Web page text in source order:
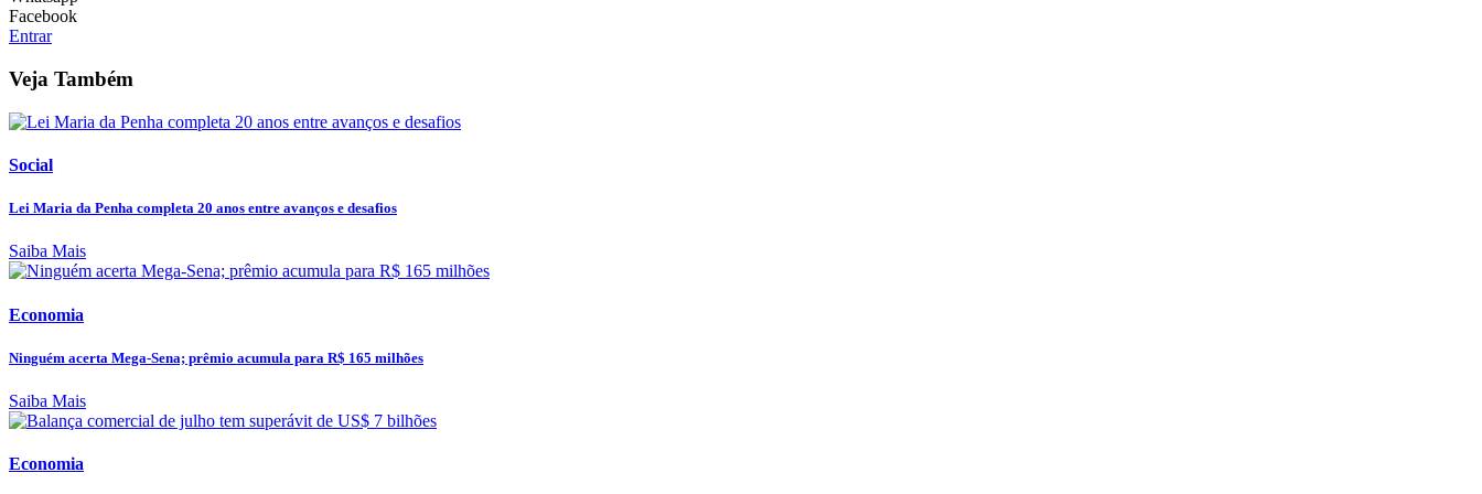
Facebook
Entrar
Veja Também
Social
Lei Maria da Penha completa 20 anos entre avanços e desafios
Saiba Mais
Economia
Ninguém acerta Mega-Sena; prêmio acumula para R$ 165 milhões
Saiba Mais
Economia